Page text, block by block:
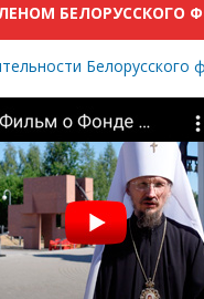
БЕЛОРУССКОГО
Белорусского